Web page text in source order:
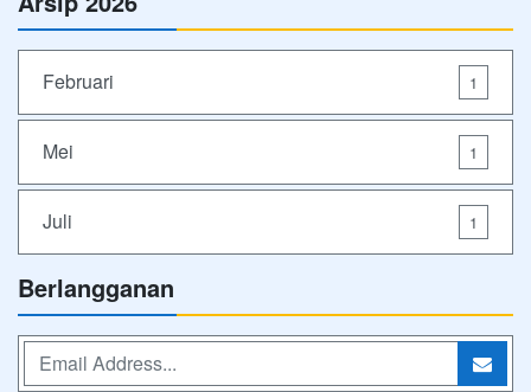
Februari 1
Mei 1
Juli 1
Berlangganan